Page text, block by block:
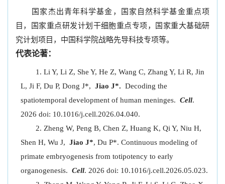
国家杰出青年科学基金，国家自然科学基金重点项
目，国家重点研发计划干细胞重点专项，国家重大基础研
究计划项目，中国科学院战略先导科技专项等。
代表论著：
Li Y, Li Z, She Y, He Z, Wang C, Zhang Y, Li R, Jin
L, Ji F, Du P, Dong J*, Jiao J*. Decoding the
spatiotemporal development of human meninges. Cell.
2026 doi: 10.1016/j.cell.2026.04.040.
Zheng W, Peng B, Chen Z, Huang K, Qi Y, Niu H,
Shen H, Wu J, Jiao J*, Du P*. Continuous modeling of
primate embryogenesis from totipotency to early
organogenesis. Cell. 2026 doi: 10.1016/j.cell.2026.05.023.